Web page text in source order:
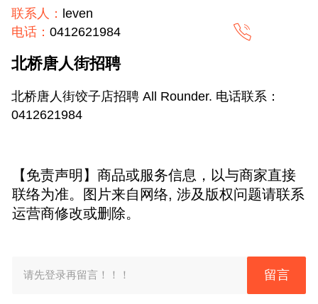
联系人： leven
电话： 0412621984
北桥唐人街招聘
北桥唐人街饺子店招聘 All Rounder. 电话联系：
0412621984
【免责声明】商品或服务信息，以与商家直接
联络为准。图片来自网络, 涉及版权问题请联系
运营商修改或删除。
请先登录再留言！！！ 留言